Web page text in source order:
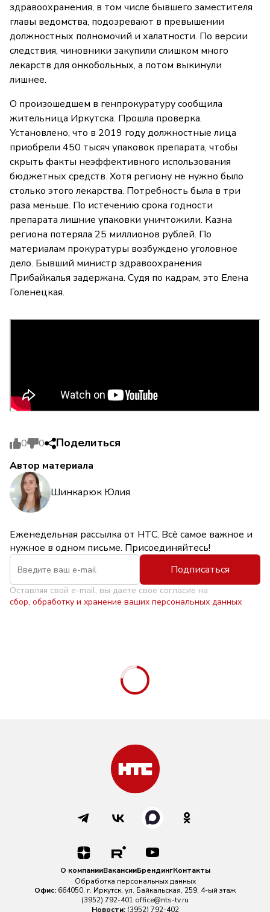
здравоохранения, в том числе бывшего заместителя
главы ведомства, подозревают в превышении
должностных полномочий и халатности. По версии
следствия, чиновники закупили слишком много
лекарств для онкобольных, а потом выкинули
лишнее.
О произошедшем в генпрокуратуру сообщила
жительница Иркутска. Прошла проверка.
Установлено, что в 2019 году должностные лица
приобрели 450 тысяч упаковок препарата, чтобы
скрыть факты неэффективного использования
бюджетных средств. Хотя региону не нужно было
столько этого лекарства. Потребность была в три
раза меньше. По истечению срока годности
препарата лишние упаковки уничтожили. Казна
региона потеряла 25 миллионов рублей. По
материалам прокуратуры возбуждено уголовное
дело. Бывший министр здравоохранения
Прибайкалья задержана. Судя по кадрам, это Елена
Голенецкая.
0 0 Поделиться
Автор материала
Шинкарюк Юлия
Еженедельная рассылка от НТС. Всё самое важное и
нужное в одном письме. Присоединяйтесь!
Подписаться
Оставляя свой e-mail, вы даете свое согласие на
сбор, обработку и хранение ваших персональных данных
О компанииВакансииБрендингКонтакты
Обработка персональных данных
Офис: 664050, г. Иркутск, ул. Байкальская, 259, 4-ый этаж
(3952) 792-401 office@nts-tv.ru
Новости: (3952) 792-402